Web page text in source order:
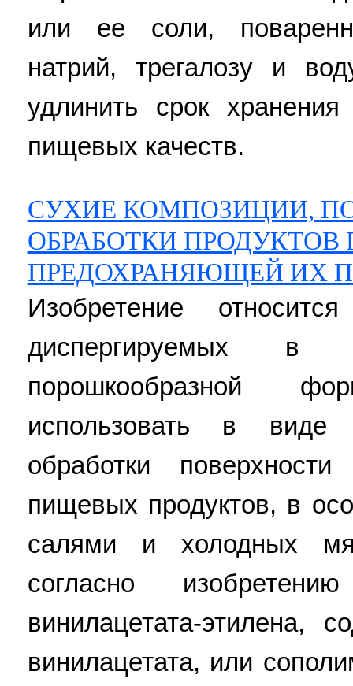
или ее соли,
натрий, трегалозу и
удлинить срок
пищевых качеств.
СУХИЕ КОМПОЗИЦИИ,
ОБРАБОТКИ ПРОДУКТОВ
ПРЕДОХРАНЯЮЩЕЙ ИХ
Изобретение
диспергируемых
порошкообразной
использовать в
обработки
пищевых продуктов, в
салями и холодных
согласно
винилацетата-этилена,
винилацетата, или